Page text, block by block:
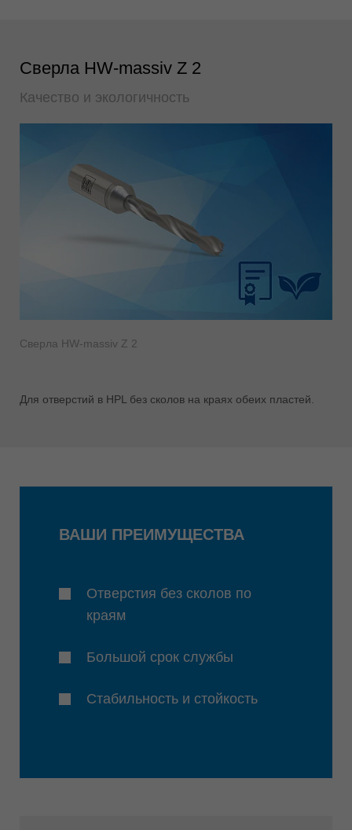
Сверла HW-massiv Z 2
Качество и экологичность
Сверла HW-massiv Z 2
Для отверстий в HPL без сколов на краях обеих пластей.
ВАШИ ПРЕИМУЩЕСТВА
Отверстия без сколов по
краям
Большой срок службы
Стабильность и стойкость